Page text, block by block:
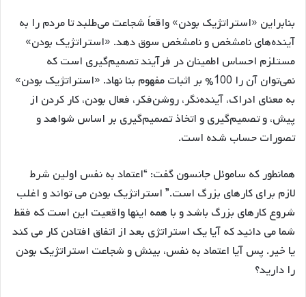
بنابراین «استراتژیک بودن» واقعاً شجاعت می‌طلبد تا مردم را به
آینده‌های نامشخص و نامشخص سوق دهد. «استراتژيك بودن»
مستلزم احساس اطمينان در فرآيند تصميم‌گيري است كه
نمي‌توان آن را 100% بر اثبات مفهوم بنا نهاد. «استراتژيك بودن»
به معناي ادراك، آينده‌نگر، روشن‌فكر، فعال بودن، كار كردن از
پيش، و تصميم‌گيري و اتخاذ تصميم‌گيري بر اساس شواهد و
تصورات حساب شده است.
همانطور که ساموئل جانسون گفت: “اعتماد به نفس اولین شرط
لازم برای کارهای بزرگ است.” استراتژیک بودن می تواند و اغلب
شروع کارهای بزرگ باشد و با همه اینها واقعیت این است که فقط
شما می دانید که آیا یک استراتژی بعد از اتفاق افتادن کار می کند
یا خیر. پس آیا اعتماد به نفس، بینش و شجاعت استراتژیک بودن
را دارید؟